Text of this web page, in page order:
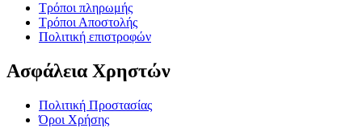
Τρόποι πληρωμής
Τρόποι Αποστολής
Πολιτική επιστροφών
Ασφάλεια Χρηστών
Πολιτική Προστασίας
Όροι Χρήσης